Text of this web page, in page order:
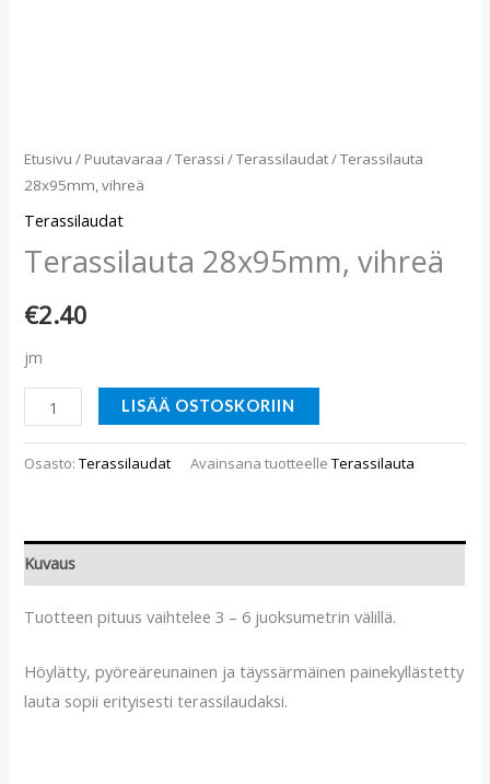
Etusivu / Puutavaraa /Terassi /Terassilaudat/ Terassilauta
28x95mm, vihreä
Terassilaudat
Terassilauta 28x95mm, vihreä
€2.40
jm
LISÄÄ OSTOSKORIIN
Osasto:Terassilaudat Avainsana tuotteelleTerassilauta
Kuvaus
Tuotteen pituus vaihtelee 3 – 6 juoksumetrin välillä.
Höylätty, pyöreäreunainen ja täyssärmäinen painekyllästetty
lauta sopii erityisesti terassilaudaksi.